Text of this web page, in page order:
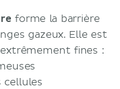
forme la barrière
gazeux. Elle est
fines :
cellules